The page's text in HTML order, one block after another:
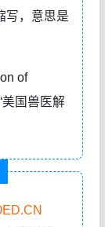
写，意思是
of
国兽医解